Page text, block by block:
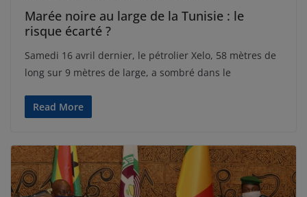
Marée noire au large de la Tunisie : le
risque écarté ?
Samedi 16 avril dernier, le pétrolier Xelo, 58 mètres de
long sur 9 mètres de large, a sombré dans le
Read More